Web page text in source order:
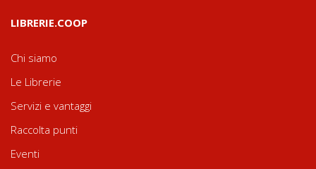
LIBRERIE.COOP
Chi siamo
Le Librerie
Servizi e vantaggi
Raccolta punti
Eventi